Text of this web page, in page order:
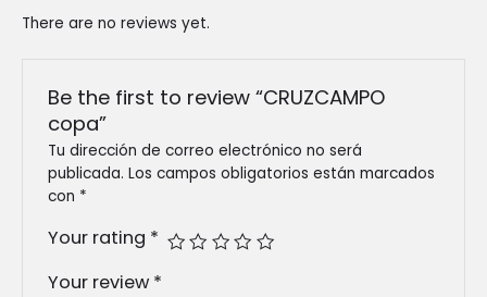
There are no reviews yet.
Be the first to review “CRUZCAMPO
copa”
Tu dirección de correo electrónico no será
publicada. Los campos obligatorios están marcados
con *
Your rating *
Your review *